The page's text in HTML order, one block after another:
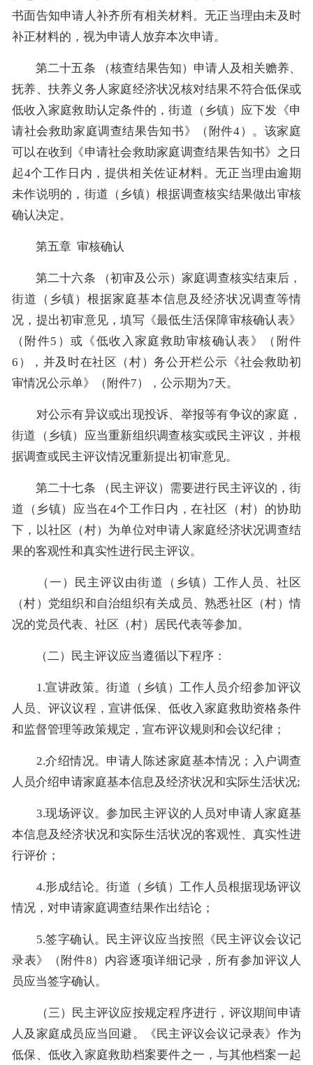
书面告知申请人补齐所有相关材料。无正当理由未及时
补正材料的，视为申请人放弃本次申请。
第二十五条 （核查结果告知）申请人及相关赡养、
抚养、扶养义务人家庭经济状况核对结果不符合低保或
低收入家庭救助认定条件的，街道（乡镇）应下发《申
请社会救助家庭调查结果告知书》（附件4）。该家庭
可以在收到《申请社会救助家庭调查结果告知书》之日
起4个工作日内，提供相关佐证材料。无正当理由逾期
未作说明的，街道（乡镇）根据调查核实结果做出审核
确认决定。
第五章 审核确认
第二十六条 （初审及公示）家庭调查核实结束后，
街道（乡镇）根据家庭基本信息及经济状况调查等情
况，提出初审意见，填写《最低生活保障审核确认表》
（附件5）或《低收入家庭救助审核确认表》（附件
6），并及时在社区（村）务公开栏公示《社会救助初
审情况公示单》（附件7），公示期为7天。
对公示有异议或出现投诉、举报等有争议的家庭，
街道（乡镇）应当重新组织调查核实或民主评议，并根
据调查或民主评议情况重新提出初审意见。
第二十七条 （民主评议）需要进行民主评议的，街
道（乡镇）应当在4个工作日内，在社区（村）的协助
下，以社区（村）为单位对申请人家庭经济状况调查结
果的客观性和真实性进行民主评议。
（一）民主评议由街道（乡镇）工作人员、社区
（村）党组织和自治组织有关成员、熟悉社区（村）情
况的党员代表、社区（村）居民代表等参加。
（二）民主评议应当遵循以下程序：
1.宣讲政策。街道（乡镇）工作人员介绍参加评议
人员、评议议程，宣讲低保、低收入家庭救助资格条件
和监督管理等政策规定，宣布评议规则和会议纪律；
2.介绍情况。申请人陈述家庭基本情况；入户调查
人员介绍申请家庭基本信息及经济状况和实际生活状况;
3.现场评议。参加民主评议的人员对申请人家庭基
本信息及经济状况和实际生活状况的客观性、真实性进
行评价；
4.形成结论。街道（乡镇）工作人员根据现场评议
情况，对申请家庭调查结果作出结论；
5.签字确认。民主评议应当按照《民主评议会议记
录表》（附件8）内容逐项详细记录，所有参加评议人
员应当签字确认。
（三）民主评议应按规定程序进行，评议期间申请
人及家庭成员应当回避。《民主评议会议记录表》作为
低保、低收入家庭救助档案要件之一，与其他档案一起